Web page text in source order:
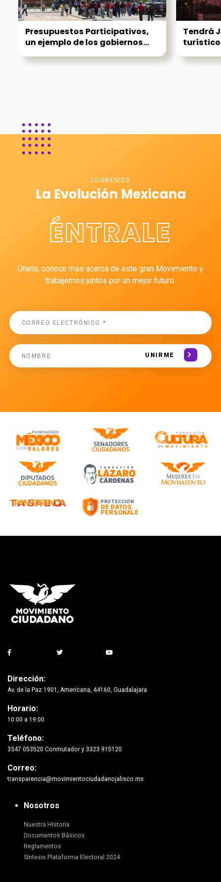
Presupuestos Participativos,
un ejemplo de los gobiernos...
Tendrá
turístico
LOGREMOS
La Evolución Mexicana
ÉNTRALE
Únete, conoce más acerca de este gran Movimiento y
trabajemos juntos por un mejor futuro.
UNIRME
Dirección:
Av. de la Paz 1901, Americana, 44160, Guadalajara
Horario:
10:00 a 19:00
Teléfono:
3347 053520 Conmutador y 3323 915120
Correo:
transparencia@movimientociudadanojalisco.mx
Nosotros
Nuestra Historia
Documentos Básicos
Reglamentos
Síntesis Plataforma Electoral 2024